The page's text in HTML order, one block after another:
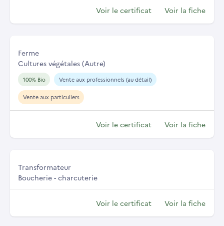
Voir le certificat Voir la fiche
Ferme
Cultures végétales (Autre)
100% Bio Vente aux professionnels (au détail)
Vente aux particuliers
Voir le certificat Voir la fiche
Transformateur
Boucherie - charcuterie
Voir le certificat Voir la fiche